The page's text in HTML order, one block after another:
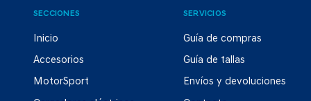
SECCIONES
Inicio
Accesorios
MotorSport
SERVICIOS
Guía de compras
Guía de tallas
Envíos y devoluciones